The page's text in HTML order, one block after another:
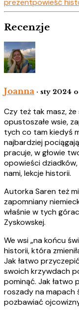
prezentpowieść
Recenzje
Joanna · sty 2024
Czy też tak masz,
opustoszałe wsie,
tych co tam kiedyś
najbardziej
pracuje, w głowie
opowieści
nami, lekcje historii.
Autorka Saren też
zapomniany
właśnie w tych
Zyskowskej.
We wsi „na końcu
historii, która
Jak łatwo
swoich krzywdach
pominąć. Jak łatwo
roszady na mapach
pozbawiać